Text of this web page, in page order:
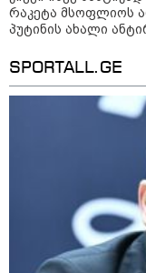
ევროპელმა
გამართეს -
შეხვედრაზე
რაკეტა მსოფლიოს
პუტინის ახალი
SPORTALL.GE